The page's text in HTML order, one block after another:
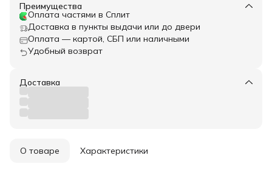
Преимущества
Оплата частями в Сплит
Доставка в пункты выдачи или до двери
Оплата — картой, СБП или наличными
Удобный возврат
Доставка
О товаре Характеристики